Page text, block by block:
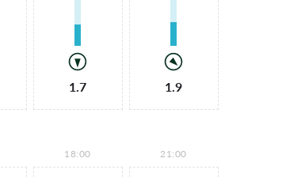
1.7 1.9
18:00 21:00